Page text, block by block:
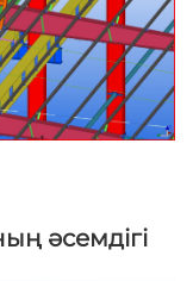
әсемдігі